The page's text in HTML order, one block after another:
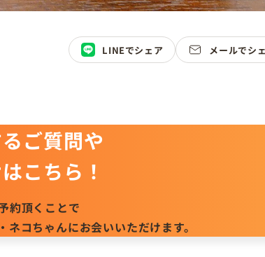
LINEでシェア メールでシ
ご質問や
こちら！
約頂くことで
ネコちゃんにお会いいただけます。